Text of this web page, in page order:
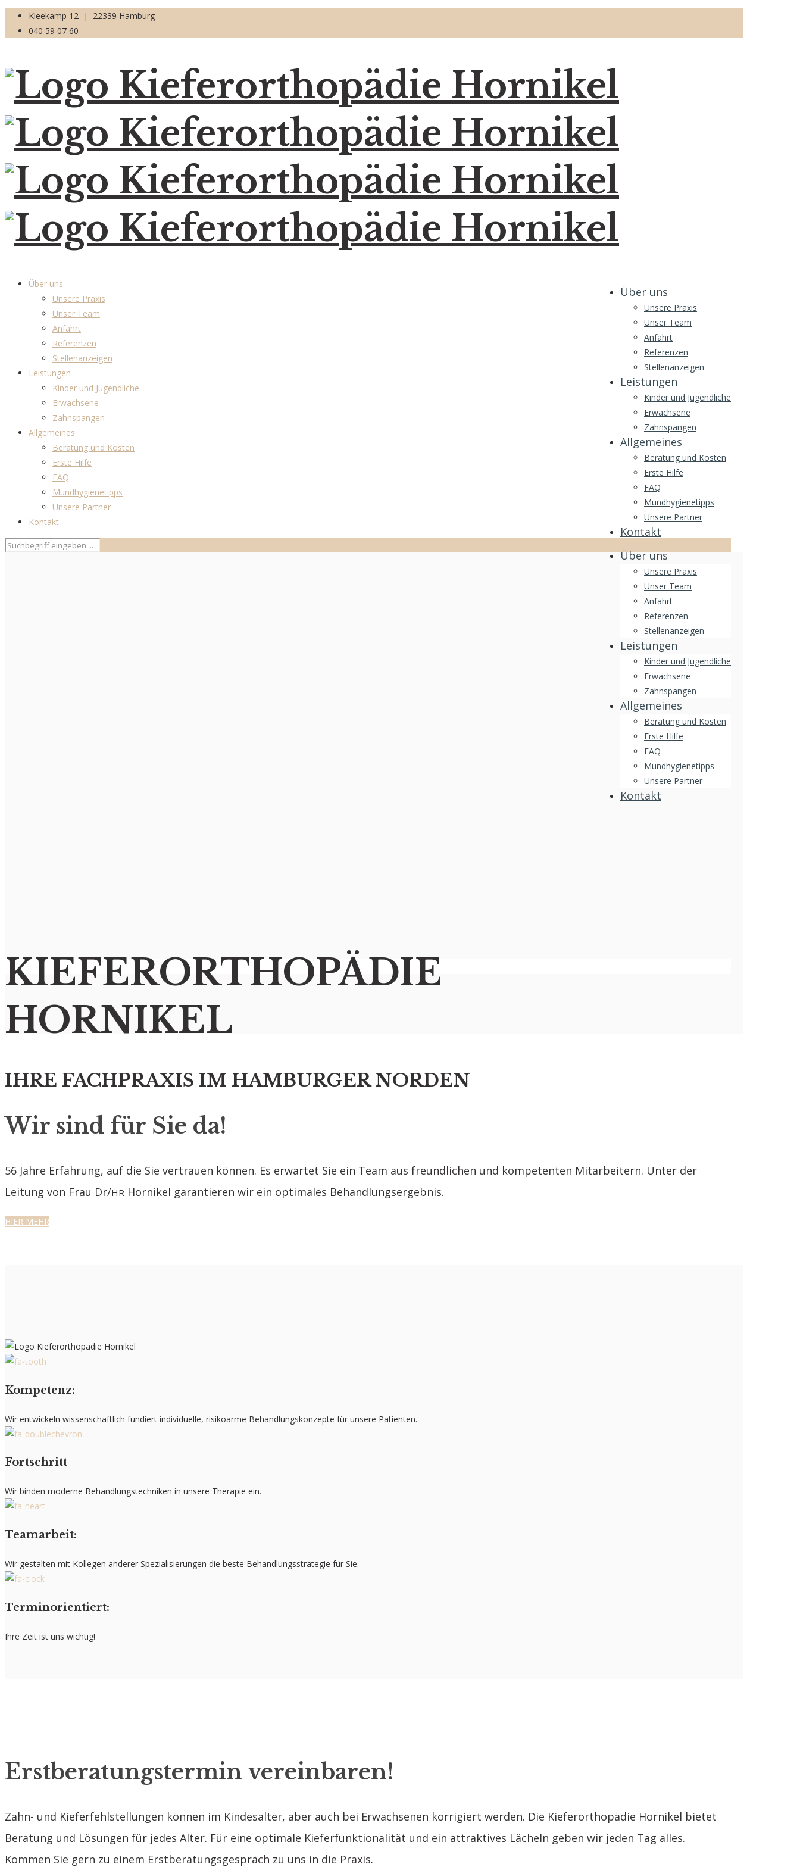
Kleekamp 12 | 22339 Hamburg
040 59 07 60
Über uns
Unsere Praxis
Unser Team
Anfahrt
Referenzen
Stellenanzeigen
Leistungen
Kinder und Jugendliche
Erwachsene
Zahnspangen
Allgemeines
Beratung und Kosten
Erste Hilfe
FAQ
Mundhygienetipps
Unsere Partner
Kontakt
Über uns
Unsere Praxis
Unser Team
Anfahrt
Referenzen
Stellenanzeigen
Leistungen
Kinder und Jugendliche
Erwachsene
Zahnspangen
Allgemeines
Beratung und Kosten
Erste Hilfe
FAQ
Mundhygienetipps
Unsere Partner
Kontakt
Über uns
Unsere Praxis
Unser Team
Anfahrt
Referenzen
Stellenanzeigen
Leistungen
Kinder und Jugendliche
Erwachsene
Zahnspangen
Allgemeines
Beratung und Kosten
Erste Hilfe
FAQ
Mundhygienetipps
Unsere Partner
Kontakt
KIEFER­ORTHOPÄDIE
HORNIKEL
IHRE FACHPRAXIS IM HAMBURGER NORDEN
Wir sind für Sie da!
56 Jahre Erfahrung, auf die Sie vertrauen können. Es erwartet Sie ein Team aus freundlichen und kompetenten Mitarbeitern. Unter der
Leitung von Frau Dr/HR Hornikel garantieren wir ein optimales Behandlungsergebnis.
HIER MEHR
Kompetenz:
Wir entwickeln wissenschaftlich fundiert individuelle, risikoarme Behandlungskonzepte für unsere Patienten.
Fortschritt
Wir binden moderne Behandlungstechniken in unsere Therapie ein.
Teamarbeit:
Wir gestalten mit Kollegen anderer Spezialisierungen die beste Behandlungsstrategie für Sie.
Terminorientiert:
Ihre Zeit ist uns wichtig!
Erstberatungstermin vereinbaren!
Zahn- und Kieferfehlstellungen können im Kindesalter, aber auch bei Erwachsenen korrigiert werden. Die Kieferorthopädie Hornikel bietet
Beratung und Lösungen für jedes Alter. Für eine optimale Kieferfunktionalität und ein attraktives Lächeln geben wir jeden Tag alles.
Kommen Sie gern zu einem Erstberatungsgespräch zu uns in die Praxis.